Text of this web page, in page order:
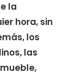
la
hora, sin
los
las